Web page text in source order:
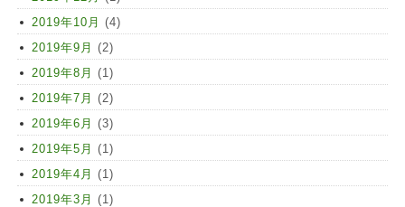
2019年10月 (4)
2019年9月 (2)
2019年8月 (1)
2019年7月 (2)
2019年6月 (3)
2019年5月 (1)
2019年4月 (1)
2019年3月 (1)